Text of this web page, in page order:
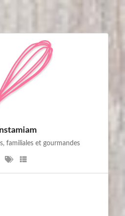
Instamiam
familiales et gourmandes
Réseaux sociaux